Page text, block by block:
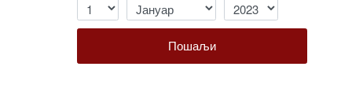
Пошаљи